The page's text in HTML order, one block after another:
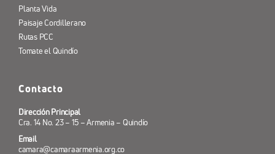
Planta Vida
Paisaje Cordillerano
Rutas PCC
Tomate el Quindío
Contacto
Dirección Principal
Cra. 14 No. 23 – 15 – Armenia – Quindío
Email
camara@camaraarmenia.org.co